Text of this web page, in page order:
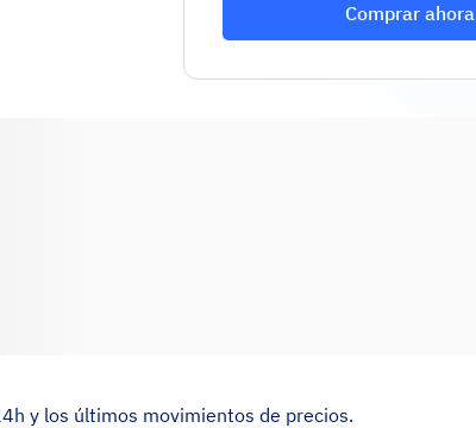
Comprar ahora
y los últimos movimientos de precios.